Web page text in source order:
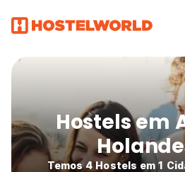
Hostels em
Temos 4 Hostels em 1